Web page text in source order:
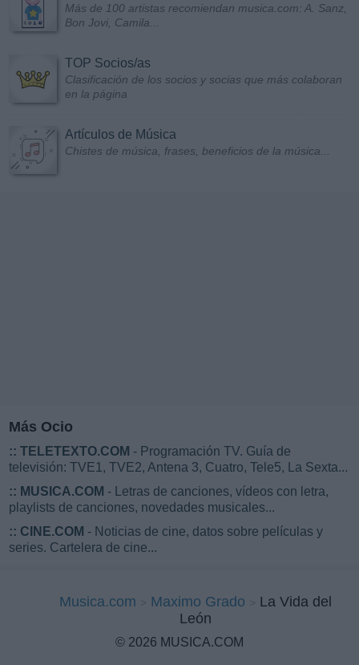
Más de 100 artistas recomiendan musica.com: A. Sanz,
Bon Jovi, Camila...
TOP Socios/as
Clasificación de los socios y socias que más colaboran
en la página
Artículos de Música
Chistes de música, frases, beneficios de la música...
Más Ocio
:: TELETEXTO.COM - Programación TV. Guía de
televisión: TVE1, TVE2, Antena 3, Cuatro, Tele5, La Sexta...
:: MUSICA.COM - Letras de canciones, vídeos con letra,
playlists de canciones, novedades musicales...
:: CINE.COM - Noticias de cine, datos sobre películas y
series. Cartelera de cine...
Musica.com Maximo Grado
La Vida del
León
© 2026 MUSICA.COM